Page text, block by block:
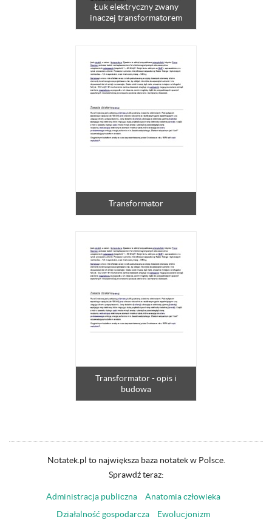
Łuk elektryczny zwany
inaczej transformatorem
Transformator
Transformator - opis i
budowa
Notatek.pl to największa baza notatek w Polsce.
Sprawdź teraz:
Administracja publiczna
Anatomia człowieka
Działalność gospodarcza
Ewolucjonizm